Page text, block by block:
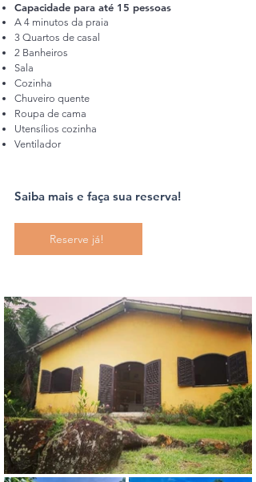
Capacidade para até 15 pessoas
A 4 minutos da praia
3 Quartos de casal
2 Banheiros
Sala
Cozinha
Chuveiro quente
Roupa de cama
Utensílios cozinha
Ventilador
Saiba mais e faça sua reserva!
Reserve já!